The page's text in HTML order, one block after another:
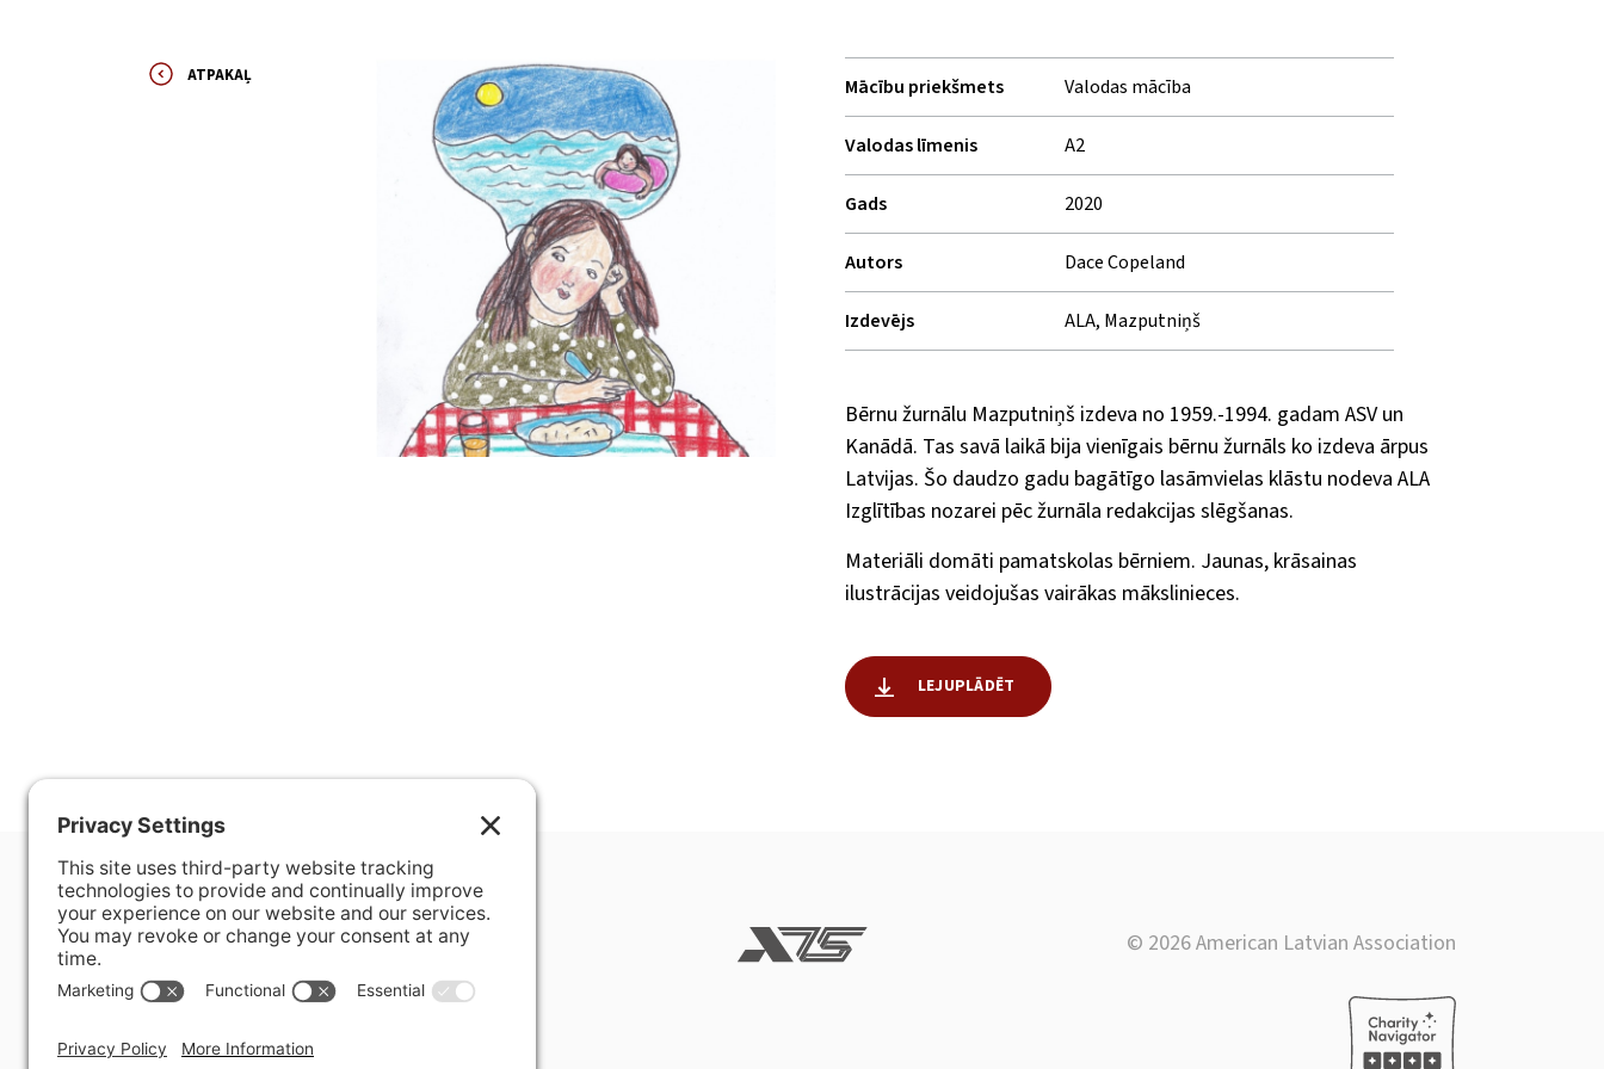
ATPAKAĻ Mācību priekšmets Valodas mācība
Valodas līmenis A2
Gads 2020
Autors Dace Copeland
Izdevējs ALA, Mazputniņš
Bērnu žurnālu Mazputniņš izdeva no 1959.-1994. gadam ASV un
Kanādā. Tas savā laikā bija vienīgais bērnu žurnāls ko izdeva ārpus
Latvijas. Šo daudzo gadu bagātīgo lasāmvielas klāstu nodeva ALA
Izglītības nozarei pēc žurnāla redakcijas slēgšanas.
Materiāli domāti pamatskolas bērniem. Jaunas, krāsainas
ilustrācijas veidojušas vairākas mākslinieces.
LEJUPLĀDĒT
400 Hurley Avenue
Rockville, MD 20850-3121 USA
info@alausa.org
© 2026 American Latvian Association